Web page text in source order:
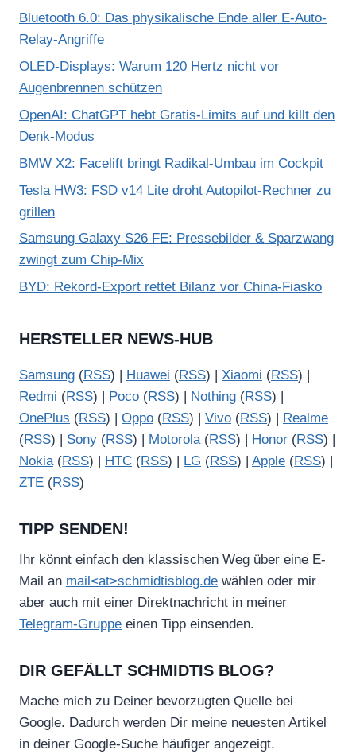
Bluetooth 6.0: Das physikalische Ende aller E-Auto-
Relay-Angriffe
OLED-Displays: Warum 120 Hertz nicht vor
Augenbrennen schützen
OpenAI: ChatGPT hebt Gratis-Limits auf und killt den
Denk-Modus
BMW X2: Facelift bringt Radikal-Umbau im Cockpit
Tesla HW3: FSD v14 Lite droht Autopilot-Rechner zu
grillen
Samsung Galaxy S26 FE: Pressebilder & Sparzwang
zwingt zum Chip-Mix
BYD: Rekord-Export rettet Bilanz vor China-Fiasko
HERSTELLER NEWS-HUB
Samsung (RSS) | Huawei (RSS) | Xiaomi (RSS) |
Redmi (RSS) | Poco (RSS) | Nothing (RSS) |
OnePlus (RSS) | Oppo (RSS) | Vivo (RSS) | Realme
(RSS) | Sony (RSS) | Motorola(RSS) | Honor (RSS) |
Nokia(RSS) | HTC (RSS) | LG (RSS) | Apple (RSS) |
ZTE (RSS)
TIPP SENDEN!
Ihr könnt einfach den klassischen Weg über eine E-
Mail an mail<at>schmidtisblog.de wählen oder mir
aber auch mit einer Direktnachricht in meiner
Telegram-Gruppe einen Tipp einsenden.
DIR GEFÄLLT SCHMIDTIS BLOG?
Mache mich zu Deiner bevorzugten Quelle bei
Google. Dadurch werden Dir meine neuesten Artikel
in deiner Google-Suche häufiger angezeigt.